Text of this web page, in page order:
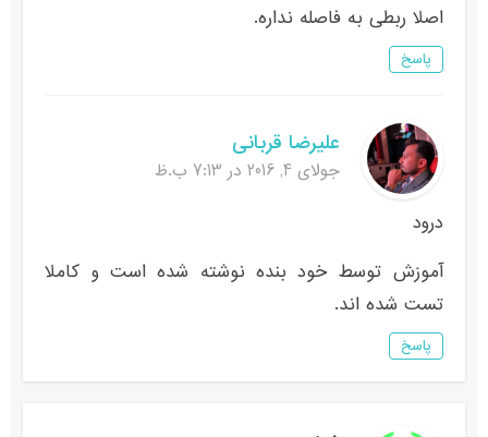
اصلا ربطی به فاصله نداره.
پاسخ
علیرضا قربانی
جولای 4, 2016 در 7:13 ب.ظ
درود
آموزش توسط خود بنده نوشته شده است و کاملا
تست شده اند.
پاسخ